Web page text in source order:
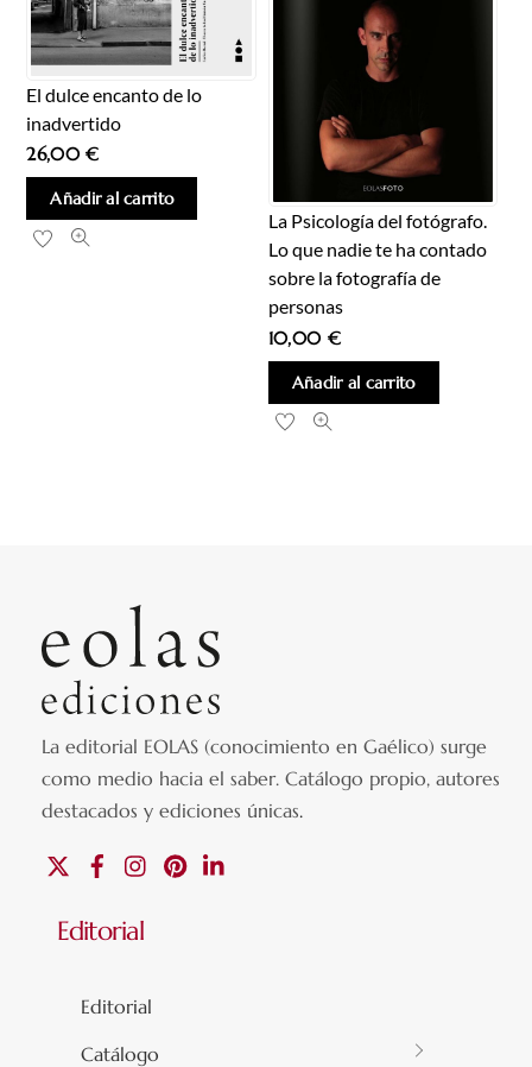
El dulce encanto de lo
inadvertido
26,00€
Añadir al carrito
La Psicología del fotógrafo.
Lo que nadie te ha contado
sobre la fotografía de
personas
10,00 €
Añadir al carrito
La editorial EOLAS (conocimiento en Gaélico) surge
como medio hacia el saber.Catálogo propio, autores
destacados y ediciones únicas.
FacebookInstagramPinterest
Editorial
Editorial
Catálogo